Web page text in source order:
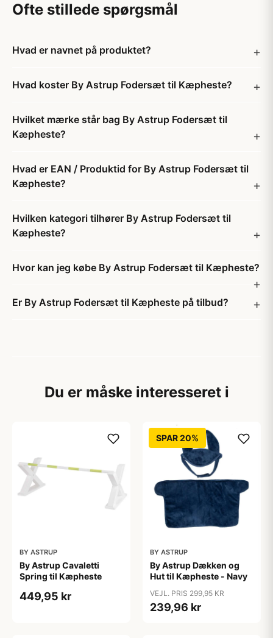
Ofte stillede spørgsmål
Hvad er navnet på produktet?
Hvad koster By Astrup Fodersæt til Kæpheste?
Hvilket mærke står bag By Astrup Fodersæt til
Kæpheste?
Hvad er EAN / Produktid for By Astrup Fodersæt til
Kæpheste?
Hvilken kategori tilhører By Astrup Fodersæt til
Kæpheste?
Hvor kan jeg købe By Astrup Fodersæt til Kæpheste?
Er By Astrup Fodersæt til Kæpheste på tilbud?
Du er måske interesseret i
BY ASTRUP
By Astrup Cavaletti
Spring til Kæpheste
449,95 kr
SPAR 20%
BY ASTRUP
By Astrup Dækken og
Hut til Kæpheste - Navy
VEJL. PRIS 299,95 KR
239,96 kr